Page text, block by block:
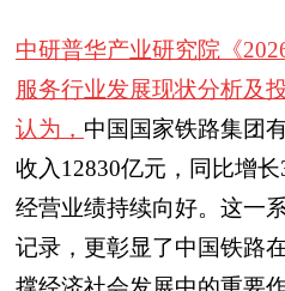
中研普华产业研究院《
服务行业发展现状分析及
认为， 中国国家铁路集团
收入12830亿元，同比增长
经营业绩持续向好。这一
记录，更彰显了中国铁路